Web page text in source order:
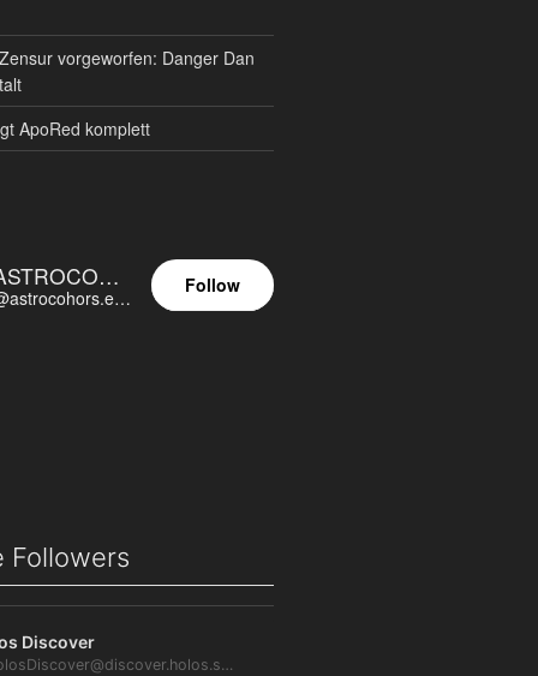
vorgeworfen: Danger Dan
ApoRed komplett
ASTROCOHORS EUNOIA ULTIMA
@astrocohors.eu@astrocohors.eu
Follow
Followers
Discover
@HolosDiscover@discover.holos.social